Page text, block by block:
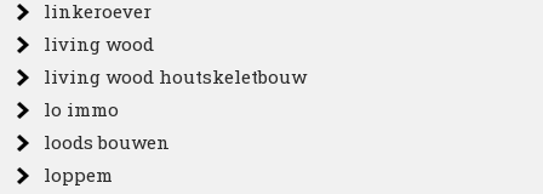
linkeroever
living wood
living wood houtskeletbouw
lo immo
loods bouwen
loppem